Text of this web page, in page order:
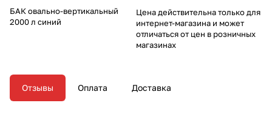
БАК овально-вертикальный
2000 л синий
Цена действительна только для
интернет-магазина и может
отличаться от цен в розничных
магазинах
Отзывы Оплата Доставка